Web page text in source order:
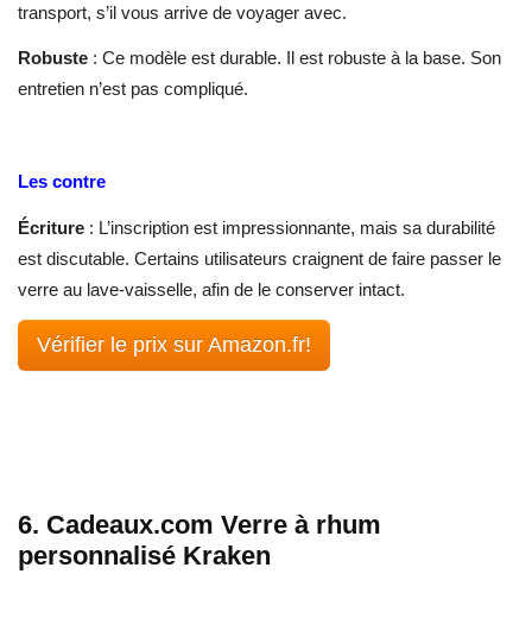
transport, s’il vous arrive de voyager avec.
Robuste : Ce modèle est durable. Il est robuste à la base. Son
entretien n’est pas compliqué.
Les contre
Écriture : L’inscription est impressionnante, mais sa durabilité
est discutable. Certains utilisateurs craignent de faire passer le
verre au lave-vaisselle, afin de le conserver intact.
Vérifier le prix sur Amazon.fr!
6. Cadeaux.com Verre à rhum
personnalisé Kraken